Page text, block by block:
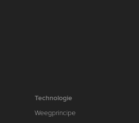
Technologie
Weegprincipe